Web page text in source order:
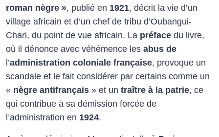
roman nègre », publié en 1921, décrit la vie d’un
village africain et d’un chef de tribu d’Oubangui-
Chari, du point de vue africain. La préface du livre,
où il dénonce avec véhémence les abus de
l’administration coloniale française, provoque un
scandale et le fait considérer par certains comme un
« nègre antifrançais » et un traître à la patrie, ce
qui contribue à sa démission forcée de
l’administration en 1924.​